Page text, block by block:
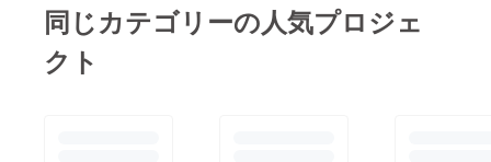
同じカテゴリーの人気プロジェ
クト